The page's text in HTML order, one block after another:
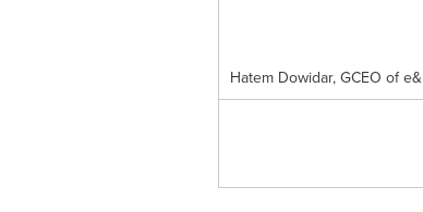
Hatem Dowidar, GCEO of e&